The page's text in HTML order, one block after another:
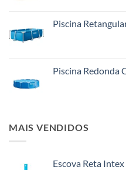
Piscina
Piscina Redonda
MAIS VENDIDOS
Escova Reta Intex